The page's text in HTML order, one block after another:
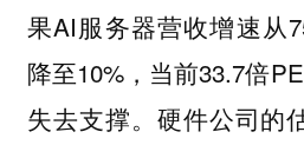
果AI服务器营收增速从
降至10%，当前33.7倍
失去支撑。硬件公司的